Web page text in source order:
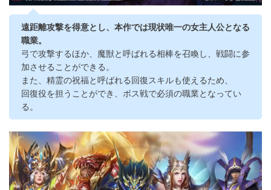
遠距離攻撃を得意とし、本作では現状唯一の女主人公となる
職業。
弓で攻撃するほか、魔獣と呼ばれる相棒を召喚し、戦闘に参
加させることができる。
また、精霊の祝福と呼ばれる回復スキルも使えるため、
回復役を担うことができ、ボス戦で必須の職業となってい
る。